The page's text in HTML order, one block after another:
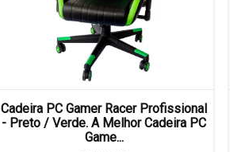
Cadeira PC Gamer Racer Profissional
- Preto / Verde. A Melhor Cadeira PC
Game...